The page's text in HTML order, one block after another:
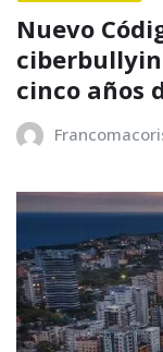
Nuevo
cinco años